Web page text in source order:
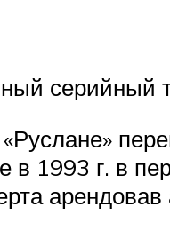
серийный
в 1993 г. в
арендовав